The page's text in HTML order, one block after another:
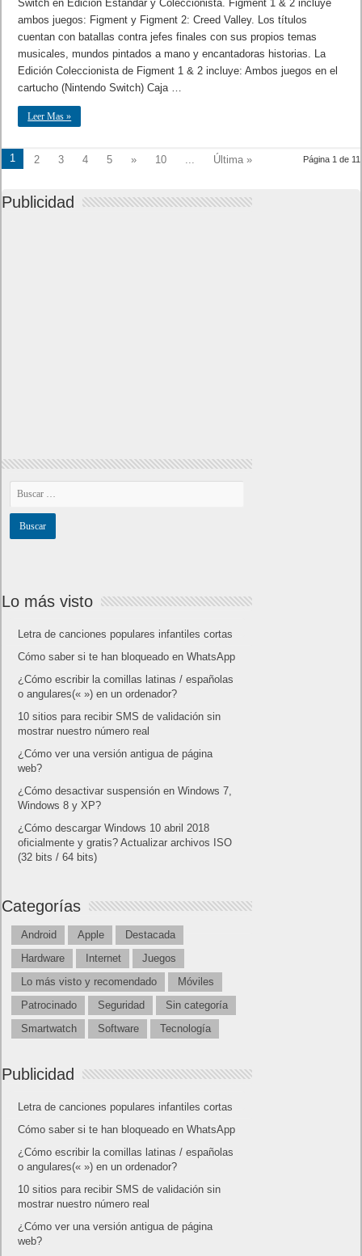
Switch en Edición Estándar y Coleccionista. Figment 1 & 2 incluye
ambos juegos: Figment y Figment 2: Creed Valley. Los títulos
cuentan con batallas contra jefes finales con sus propios temas
musicales, mundos pintados a mano y encantadoras historias. La
Edición Coleccionista de Figment 1 & 2 incluye: Ambos juegos en el
cartucho (Nintendo Switch) Caja …
Leer Mas »
Página 1 de 11
1 2 3 4 5 » 10 Última »
Publicidad
Lo más visto
Letra de canciones populares infantiles cortas
Cómo saber si te han bloqueado en WhatsApp
¿Cómo escribir la comillas latinas / españolas
o angulares(« ») en un ordenador?
10 sitios para recibir SMS de validación sin
mostrar nuestro número real
¿Cómo ver una versión antigua de página
web?
¿Cómo desactivar suspensión en Windows 7,
Windows 8 y XP?
¿Cómo descargar Windows 10 abril 2018
oficialmente y gratis? Actualizar archivos ISO
(32 bits / 64 bits)
Categorías
Android Apple
Destacada
Hardware
Internet
Juegos
Lo más visto y recomendado
Móviles
Patrocinado
Seguridad
Sin categoría
Smartwatch
Software Tecnología
Publicidad
Letra de canciones populares infantiles cortas
Cómo saber si te han bloqueado en WhatsApp
¿Cómo escribir la comillas latinas / españolas
o angulares(« ») en un ordenador?
10 sitios para recibir SMS de validación sin
mostrar nuestro número real
¿Cómo ver una versión antigua de página
web?